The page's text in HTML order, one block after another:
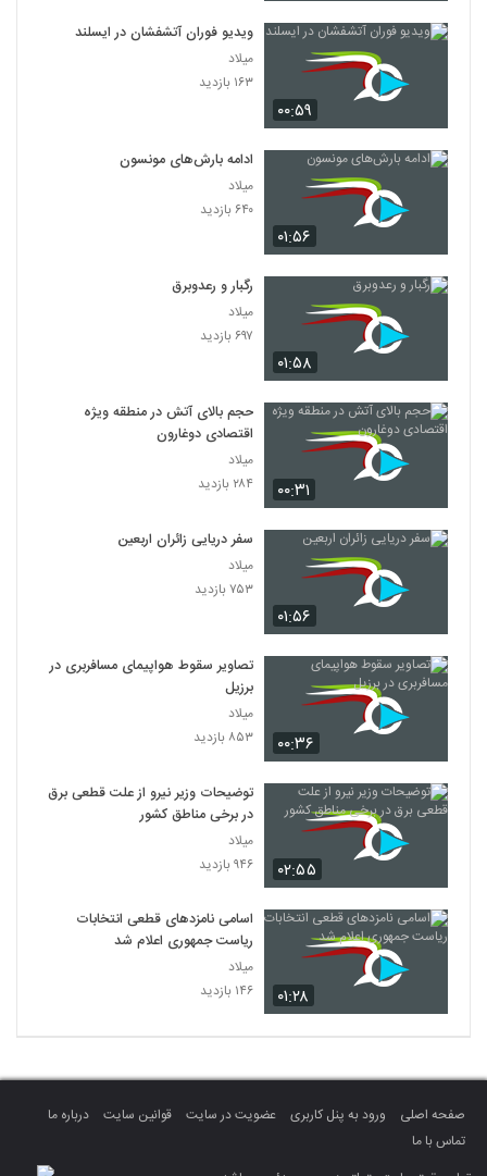
۰۰:۵۹
ویدیو فوران آتشفشان در ایسلند
میلاد
۱۶۳ بازدید
۰۱:۵۶
ادامه بارش‌های مونسون
میلاد
۶۴۰ بازدید
۰۱:۵۸
رگبار و رعدوبرق
میلاد
۶۹۷ بازدید
۰۰:۳۱
حجم بالای آتش در منطقه ویژه
اقتصادی دوغارون
میلاد
۲۸۴ بازدید
۰۱:۵۶
سفر دریایی زائران اربعین
میلاد
۷۵۳ بازدید
۰۰:۳۶
تصاویر سقوط هواپیمای مسافربری در
برزیل
میلاد
۸۵۳ بازدید
۰۲:۵۵
توضیحات وزیر نیرو از علت قطعی برق
در برخی مناطق کشور
میلاد
۹۴۶ بازدید
۰۱:۲۸
اسامی نامزدهای قطعی انتخابات
ریاست جمهوری اعلام شد
میلاد
۱۴۶ بازدید
صفحه اصلی ورود به پنل کاربری عضویت در سایت قوانین سایت
درباره ما
تماس با ما